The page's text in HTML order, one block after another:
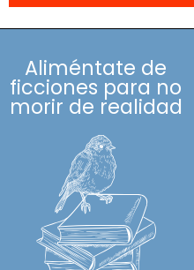
Aliméntate de
ficciones para no
morir de realidad